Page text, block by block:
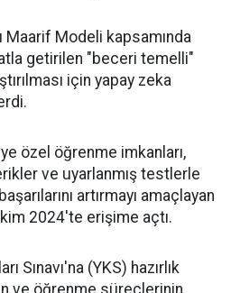
Maarif Modeli kapsamında
getirilen "beceri temelli"
için yapay zeka
özel öğrenme imkanları,
ve uyarlanmış testlerle
artırmayı amaçlayan
2024'te erişime açtı.
Sınavı'na (YKS) hazırlık
ve öğrenme süreçlerinin